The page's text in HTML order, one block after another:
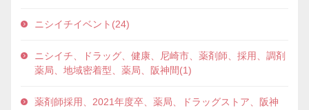
ニシイチイベント(24)
ニシイチ、ドラッグ、健康、尼崎市、薬剤師、採用、調剤
薬局、地域密着型、薬局、阪神間(1)
薬剤師採用、2021年度卒、薬局、ドラッグストア、阪神